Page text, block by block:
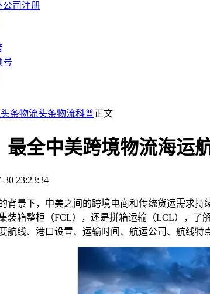
公司注册
号
条物流头条物流科普正文
全中美跨境物流海运
30 23:23:34
背景下，中美之间的跨境电商和传统货运需求持
装箱整柜（FCL），还是拼箱运输（LCL），
航线、港口设置、运输时间、航运公司、航线特